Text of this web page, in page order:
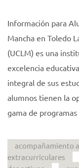
Información para
Mancha en Toledo
(UCLM) es una
excelencia
integral de sus
alumnos tienen la
gama de
acompañamiento
extracurriculares